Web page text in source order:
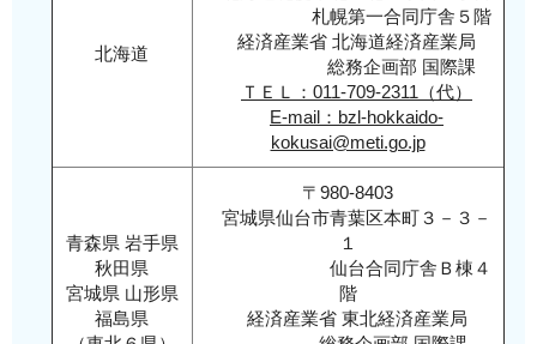
一通関１００万円以上の実績を有する者。
※新規者として年度枠又は保留枠のいずれかの証明書
の発給を受けた者は、これ以降、年度内は実績者とし
枠・
保留
枠
【実
事業
で提
る書
北海道
札幌第一合同庁舎５階
経済産業省 北海道経済産業局
総務企画部 国際課
ＴＥＬ：011-709-2311（代）
E-mail：bzl-hokkaido-
kokusai@meti.go.jp
青森県 岩手県
秋田県
宮城県 山形県
福島県
〒980-8403
宮城県仙台市青葉区本町３－３－
１
仙台合同庁舎Ｂ棟４
階
経済産業省 東北経済産業局